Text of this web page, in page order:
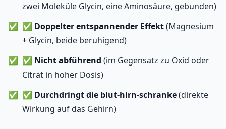
zwei Moleküle Glycin, eine Aminosäure, gebunden)
✅ Doppelter entspannender Effekt(Magnesium
+ Glycin, beide beruhigend)
✅ Nicht abführend (im Gegensatz zu Oxid oder
Citrat in hoher Dosis)
✅ Durchdringt die blut-hirn-schranke(direkte
Wirkung auf das Gehirn)